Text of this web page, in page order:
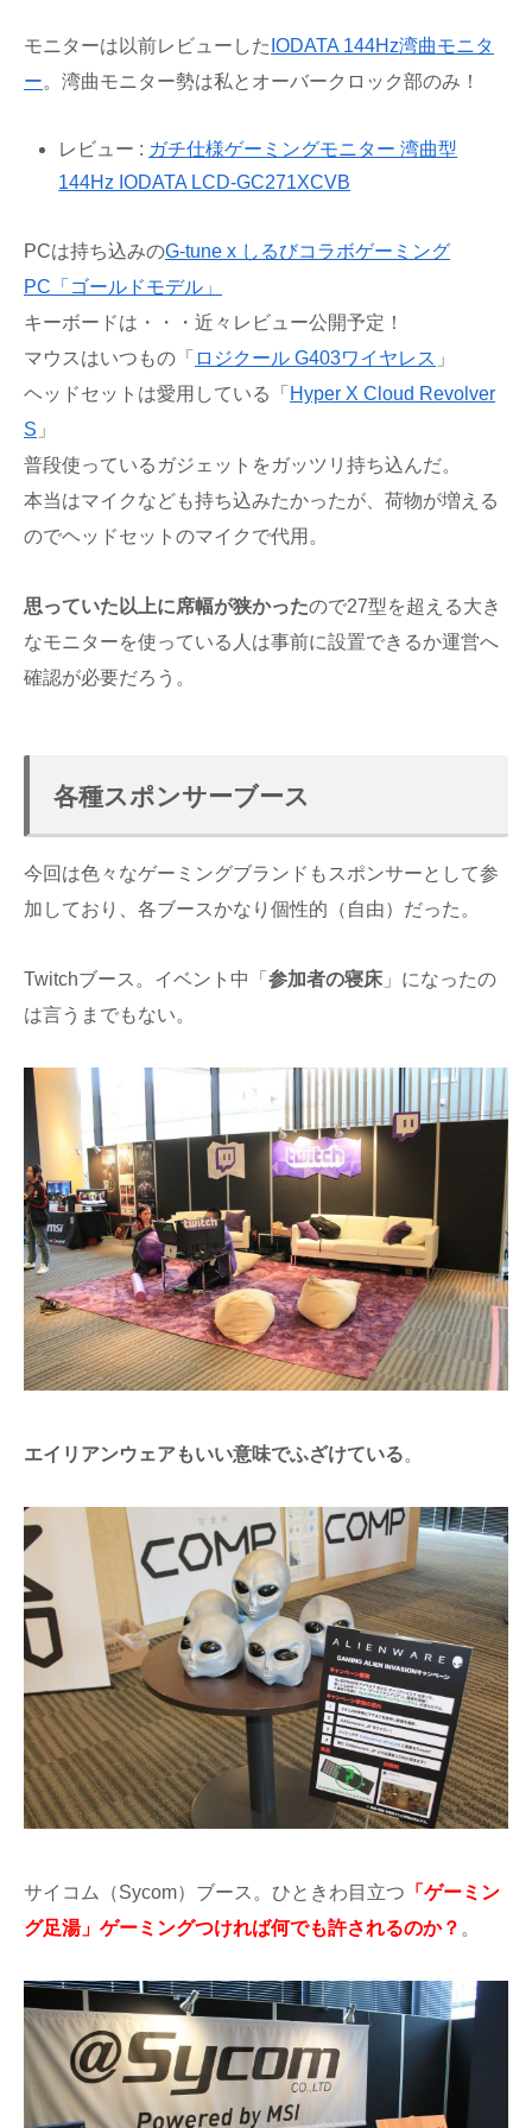
モニターは以前レビューした IODATA 144Hz湾曲モニタ
ー。湾曲モニター勢は私とオーバークロック部のみ！
レビュー : ガチ仕様ゲーミングモニター 湾曲型
144Hz IODATA LCD-GC271XCVB
PCは持ち込みのG-tune x しるびコラボゲーミング
PC「ゴールドモデル」
キーボードは・・・近々レビュー公開予定！
マウスはいつもの「 ロジクール G403ワイヤレス 」
ヘッドセットは愛用している「 Hyper X Cloud Revolver
S 」
普段使っているガジェットをガッツリ持ち込んだ。
本当はマイクなども持ち込みたかったが、荷物が増える
のでヘッドセットのマイクで代用。
思っていた以上に席幅が狭かったので27型を超える大き
なモニターを使っている人は事前に設置できるか運営へ
確認が必要だろう。
各種スポンサーブース
今回は色々なゲーミングブランドもスポンサーとして参
加しており、各ブースかなり個性的（自由）だった。
Twitchブース。イベント中「 参加者の寝床 」になったの
は言うまでもない。
エイリアンウェアもいい意味でふざけている。
サイコム（Sycom）ブース。ひときわ目立つ 「ゲーミン
グ足湯」ゲーミングつければ何でも許されるのか？ 。